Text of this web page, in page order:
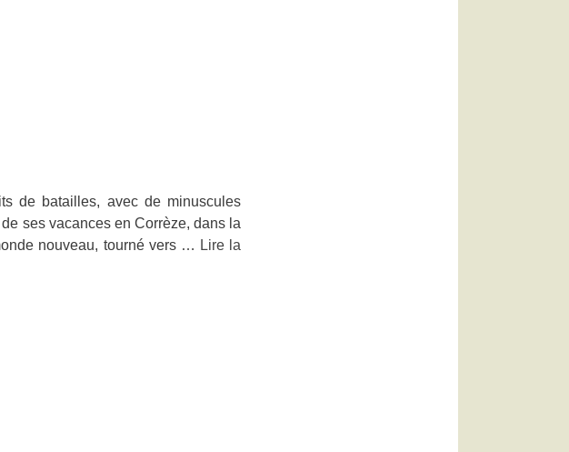
de batailles, avec de minuscules
ses vacances en Corrèze, dans la
nouveau, tourné vers … Lire la